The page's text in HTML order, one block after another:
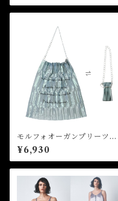
モルフォオーガンプリーツバ
ッグ Morpho Organ Pleat
ed Bag
¥6,930